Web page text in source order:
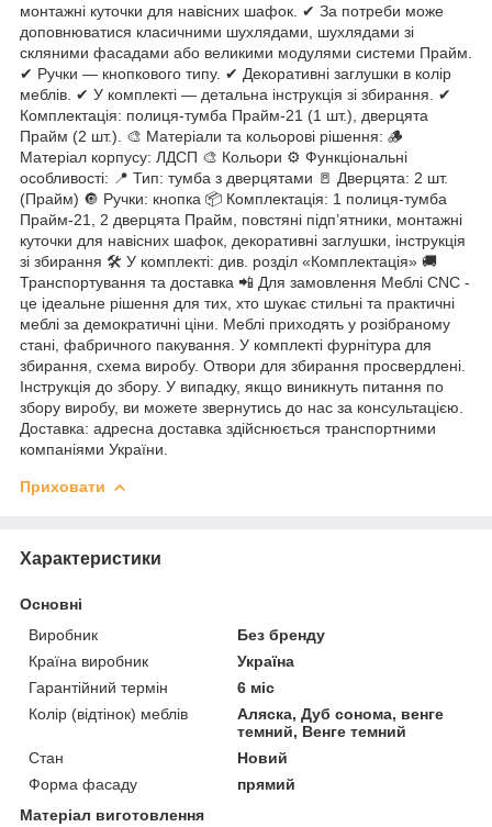
монтажні куточки для навісних шафок. ✔ За потреби може
доповнюватися класичними шухлядами, шухлядами зі
скляними фасадами або великими модулями системи Прайм.
✔ Ручки — кнопкового типу. ✔ Декоративні заглушки в колір
меблів. ✔ У комплекті — детальна інструкція зі збирання. ✔
Комплектація: полиця-тумба Прайм-21 (1 шт.), дверцята
Прайм (2 шт.). 🎨 Матеріали та кольорові рішення: 🪵
Матеріал корпусу: ЛДСП 🎨 Кольори ⚙ Функціональні
особливості: 📍 Тип: тумба з дверцятами 🚪 Дверцята: 2 шт.
(Прайм) 🔘 Ручки: кнопка 📦 Комплектація: 1 полиця-тумба
Прайм-21, 2 дверцята Прайм, повстяні підп’ятники, монтажні
куточки для навісних шафок, декоративні заглушки, інструкція
зі збирання 🛠 У комплекті: див. розділ «Комплектація» 🚚
Транспортування та доставка 📲 Для замовлення Меблі CNC -
це ідеальне рішення для тих, хто шукає стильні та практичні
меблі за демократичні ціни. Меблі приходять у розібраному
стані, фабричного пакування. У комплекті фурнітура для
збирання, схема виробу. Отвори для збирання просвердлені.
Інструкція до збору. У випадку, якщо виникнуть питання по
збору виробу, ви можете звернутись до нас за консультацією.
Доставка: адресна доставка здійснюється транспортними
компаніями України.
Приховати
Характеристики
Основні
Виробник
Без бренду
Країна виробник
Україна
Гарантійний термін
6 міс
Колір (відтінок) меблів
Аляска, Дуб сонома, венге
темний, Венге темний
Стан
Новий
Форма фасаду
прямий
Матеріал виготовлення